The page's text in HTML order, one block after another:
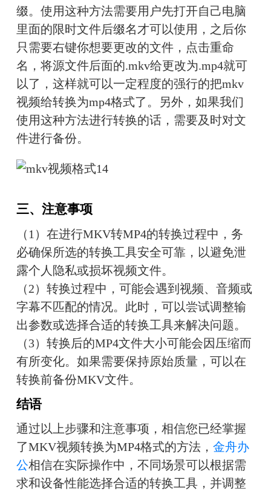
缀。使用这种方法需要用户先打开自己电脑
里面的限时文件后缀名才可以使用，之后你
只需要右键你想要更改的文件，点击重命
名，将源文件后面的.mkv给更改为.mp4就可
以了，这样就可以一定程度的强行的把mkv
视频给转换为mp4格式了。另外，如果我们
使用这种方法进行转换的话，需要及时对文
件进行备份。
三、注意事项
（1）在进行MKV转MP4的转换过程中，务
必确保所选的转换工具安全可靠，以避免泄
露个人隐私或损坏视频文件。
（2）转换过程中，可能会遇到视频、音频或
字幕不匹配的情况。此时，可以尝试调整输
出参数或选择合适的转换工具来解决问题。
（3）转换后的MP4文件大小可能会因压缩而
有所变化。如果需要保持原始质量，可以在
转换前备份MKV文件。
结语
通过以上步骤和注意事项，相信您已经掌握
了MKV视频转换为MP4格式的方法， 金舟办
公相信在实际操作中，不同场景可以根据需
求和设备性能选择合适的转换工具，并调整